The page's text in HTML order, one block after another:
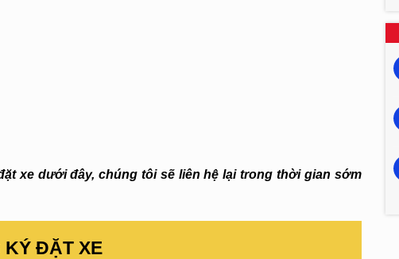
xe dưới đây, chúng tôi sẽ liên hệ lại trong thời gian sớm
ĐẶT XE